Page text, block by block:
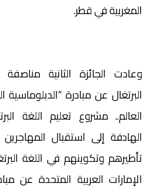
المغربية في قطر.
وعادت الجائزة الثانية
البرتغال عن مبادرة “الدبلوماسية
العالم.. مشروع تعليم اللغة
الهادفة إلى استقبال المهاجرين
تأطيرهم وتكوينهم في اللغة
الإمارات العربية المتحدة عن